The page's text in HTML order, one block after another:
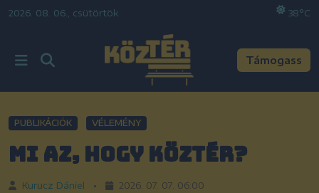
2026. 08. 06., csütörtök 38°C
Támogass
PUBLIKÁCIÓK VÉLEMÉNY
Mi az, hogy KözTér?
Kurucz Dániel •
2026. 07. 07. 06:00